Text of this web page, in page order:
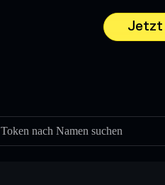
Jetzt
Token nach Namen suchen